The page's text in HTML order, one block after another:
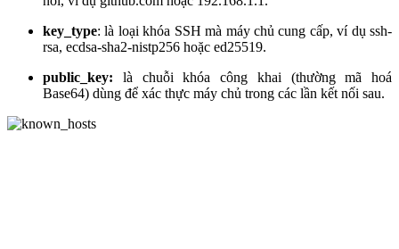
key_type: là loại khóa SSH mà máy chủ cung cấp, ví dụ ssh-
rsa, ecdsa-sha2-nistp256 hoặc ed25519.
public_key: là chuỗi khóa công khai (thường mã hoá
Base64) dùng để xác thực máy chủ trong các lần kết nối sau.